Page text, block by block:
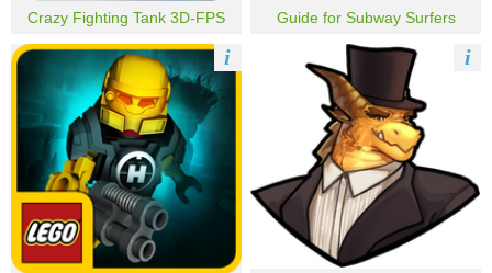
Crazy Fighting Tank 3D-FPS Guide for Subway Surfers
i i